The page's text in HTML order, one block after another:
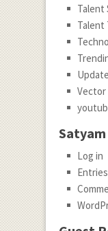
Talent
Talent
Vector
Log in